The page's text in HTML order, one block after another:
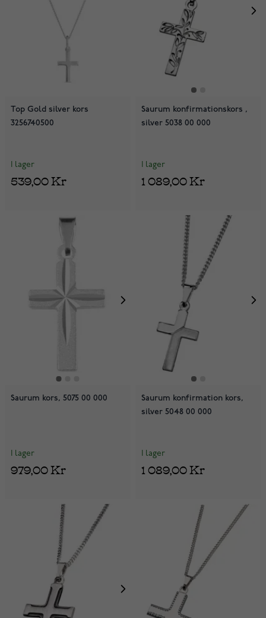
Top Gold silver kors
3256740500
I lager
539,00 Kr
Saurum konfirmationskors ,
silver 5038 00 000
I lager
1 089,00 Kr
Saurum kors, 5075 00 000
I lager
979,00 Kr
Saurum konfirmation kors,
silver 5048 00 000
I lager
1 089,00 Kr